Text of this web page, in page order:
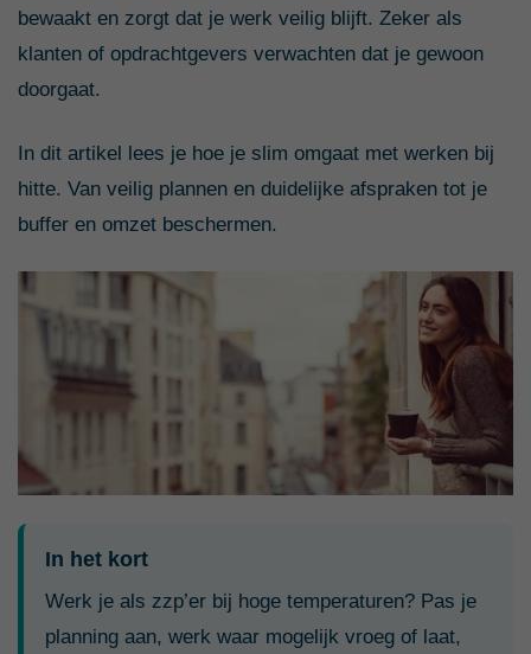
bewaakt en zorgt dat je werk veilig blijft. Zeker als
klanten of opdrachtgevers verwachten dat je gewoon
doorgaat.
In dit artikel lees je hoe je slim omgaat met werken bij
hitte. Van veilig plannen en duidelijke afspraken tot je
buffer en omzet beschermen.
In het kort
Werk je als zzp’er bij hoge temperaturen? Pas je
planning aan, werk waar mogelijk vroeg of laat,